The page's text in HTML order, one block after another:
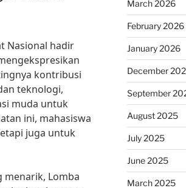
Nasional hadir
kontribusi
teknologi,
muda untuk
ini, mahasiswa
juga untuk
menarik, Lomba
March 2026
February 2026
January 2026
December
September
August 2025
July 2025
June 2025
March 2025